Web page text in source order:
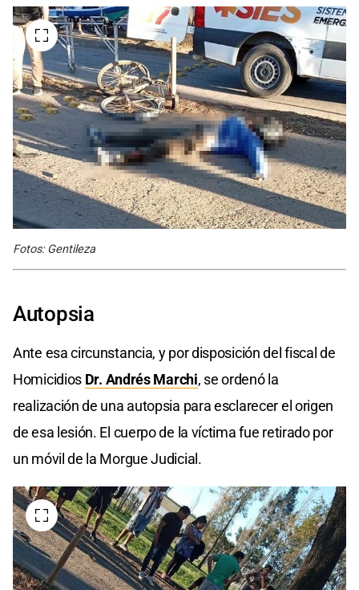
Fotos: Gentileza
Autopsia
Ante esa circunstancia, y por disposición del fiscal de
Homicidios Dr. Andrés Marchi, se ordenó la
realización de una autopsia para esclarecer el origen
de esa lesión. El cuerpo de la víctima fue retirado por
un móvil de la Morgue Judicial.